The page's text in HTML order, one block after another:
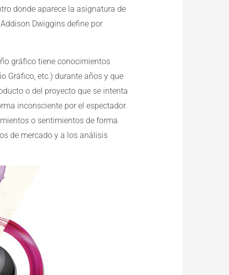
donde aparece la asignatura de
Dwiggins define por
gráfico tiene conocimientos
Gráfico, etc.) durante años y que
o del proyecto que se intenta
inconsciente por el espectador.
o sentimientos de forma
de mercado y a los análisis